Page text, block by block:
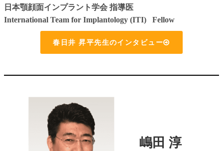
日本顎顔面インプラント学会 指導医
International Team for Implantology (ITI) Fellow
春日井 昇平先生のインタビュー
嶋田 淳